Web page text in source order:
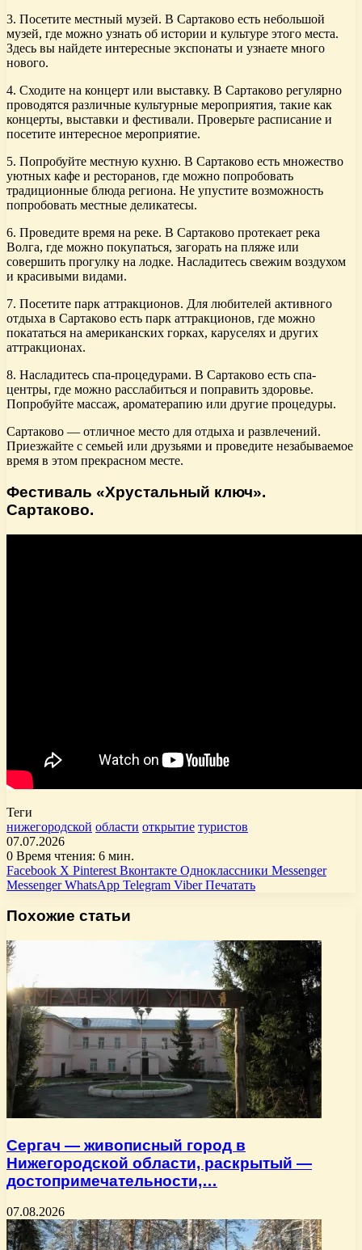
3. Посетите местный музей. В Сартаково есть небольшой
музей, где можно узнать об истории и культуре этого места.
Здесь вы найдете интересные экспонаты и узнаете много
нового.
4. Сходите на концерт или выставку. В Сартаково регулярно
проводятся различные культурные мероприятия, такие как
концерты, выставки и фестивали. Проверьте расписание и
посетите интересное мероприятие.
5. Попробуйте местную кухню. В Сартаково есть множество
уютных кафе и ресторанов, где можно попробовать
традиционные блюда региона. Не упустите возможность
попробовать местные деликатесы.
6. Проведите время на реке. В Сартаково протекает река
Волга, где можно покупаться, загорать на пляже или
совершить прогулку на лодке. Насладитесь свежим воздухом
и красивыми видами.
7. Посетите парк аттракционов. Для любителей активного
отдыха в Сартаково есть парк аттракционов, где можно
покататься на американских горках, каруселях и других
аттракционах.
8. Насладитесь спа-процедурами. В Сартаково есть спа-
центры, где можно расслабиться и поправить здоровье.
Попробуйте массаж, ароматерапию или другие процедуры.
Сартаково — отличное место для отдыха и развлечений.
Приезжайте с семьей или друзьями и проведите незабываемое
время в этом прекрасном месте.
Фестиваль «Хрустальный ключ».
Сартаково.
Теги
нижегородской области открытие туристов
07.07.2026
0 Время чтения: 6 мин.
Facebook X Pinterest Вконтакте Одноклассники Messenger
Messenger WhatsApp Telegram Viber Печатать
Похожие статьи
Сергач — живописный город в
Нижегородской области, раскрытый —
достопримечательности,…
07.08.2026